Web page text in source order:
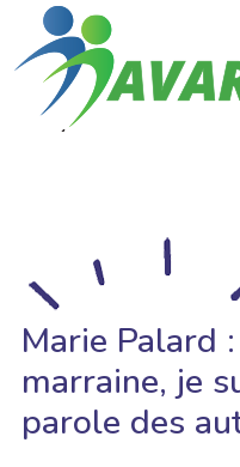
Marie Palard
marraine, je
parole des